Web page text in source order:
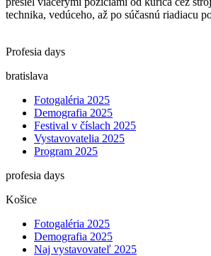
technika, vedúceho, až po súčasnú riadiacu
Profesia days
bratislava
Fotogaléria 2025
Demografia 2025
Festival v číslach 2025
Vystavovatelia 2025
Program 2025
profesia days
Košice
Fotogaléria 2025
Demografia 2025
Naj vystavovateľ 2025